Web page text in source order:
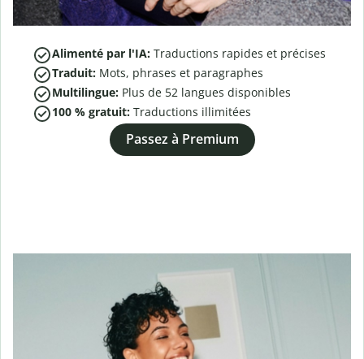
Alimenté par l'IA: Traductions rapides et précises
Traduit: Mots, phrases et paragraphes
Multilingue: Plus de 52 langues disponibles
100 % gratuit: Traductions illimitées
Passez à Premium